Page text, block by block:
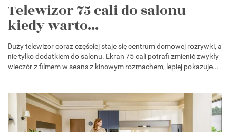
Telewizor 75 cali do salonu –
kiedy warto...
Duży telewizor coraz częściej staje się centrum domowej rozrywki, a
nie tylko dodatkiem do salonu. Ekran 75 cali potrafi zmienić zwykły
wieczór z filmem w seans z kinowym rozmachem, lepiej pokazuje...